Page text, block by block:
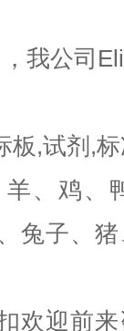
我公司
板,试剂 ,
羊、鸡
兔子、
欢迎前